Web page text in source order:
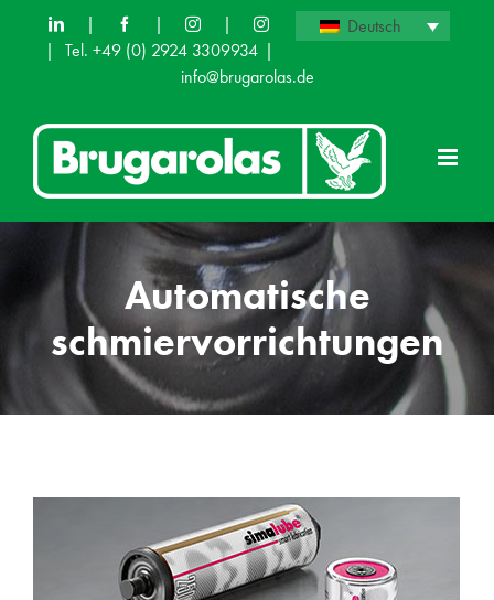
Deutsch
| |
|
|
Tel. +49 (0) 2924 3309934 |
info@brugarolas.de
Automatische
schmiervorrichtungen